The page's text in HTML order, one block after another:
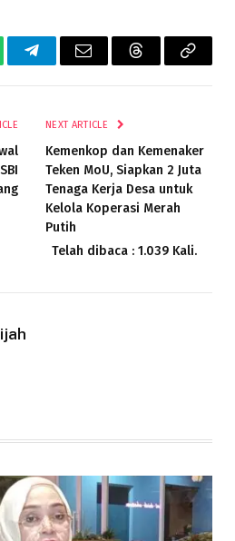
TelegramEmail ThreadsCopy
NEXT ARTICLE
Kemenkop dan Kemenaker
Teken MoU, Siapkan 2 Juta
Tenaga Kerja Desa untuk
Kelola Koperasi Merah
Putih
Telah dibaca : 1.039 Kali.